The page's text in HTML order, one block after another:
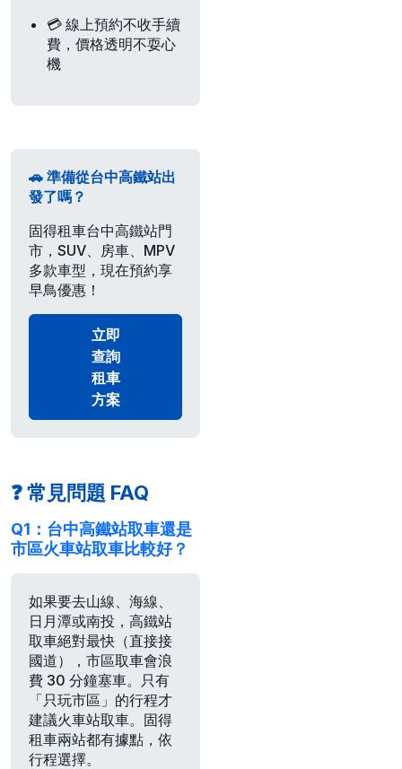
💳 線上預約不收手續
費 ，價格透明不耍心
機
🚗 準備從台中高鐵站出
發了嗎？
固得租車台中高鐵站門
市，SUV、房車、MPV
多款車型，現在預約享
早鳥優惠！
立即
查詢
租車
方案
❓ 常見問題 FAQ
Q1：台中高鐵站取車還是
市區火車站取車比較好？
如果要去山線、海線、
日月潭或南投， 高鐵站
取車絕對最快 （直接接
國道），市區取車會浪
費 30 分鐘塞車。只有
「只玩市區」的行程才
建議火車站取車。固得
租車兩站都有據點，依
行程選擇。